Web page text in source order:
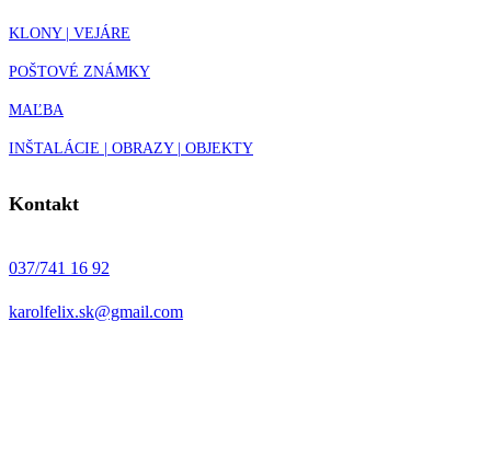
KLONY | VEJÁRE
POŠTOVÉ ZNÁMKY
MAĽBA
INŠTALÁCIE | OBRAZY | OBJEKTY
Kontakt
037/741 16 92
karolfelix.sk@gmail.com